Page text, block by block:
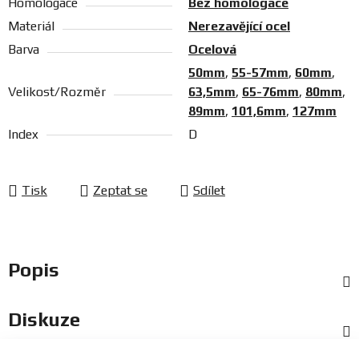
Materiál
Nerezavějící ocel
Barva
Ocelová
Velikost/Rozměr
50mm, 55-57mm, 60mm,
63,5mm, 65-76mm, 80mm,
89mm, 101,6mm, 127mm
Index
D
Tisk Zeptat se Sdílet
Popis
Diskuze